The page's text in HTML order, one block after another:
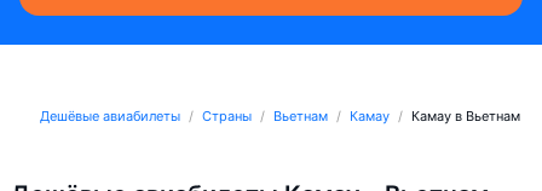
Дешёвые авиабилеты Страны Вьетнам Камау Камау в Вьетнам